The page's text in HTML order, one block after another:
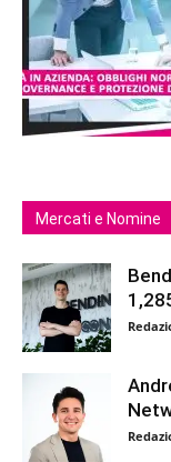
Mercati e Nomine